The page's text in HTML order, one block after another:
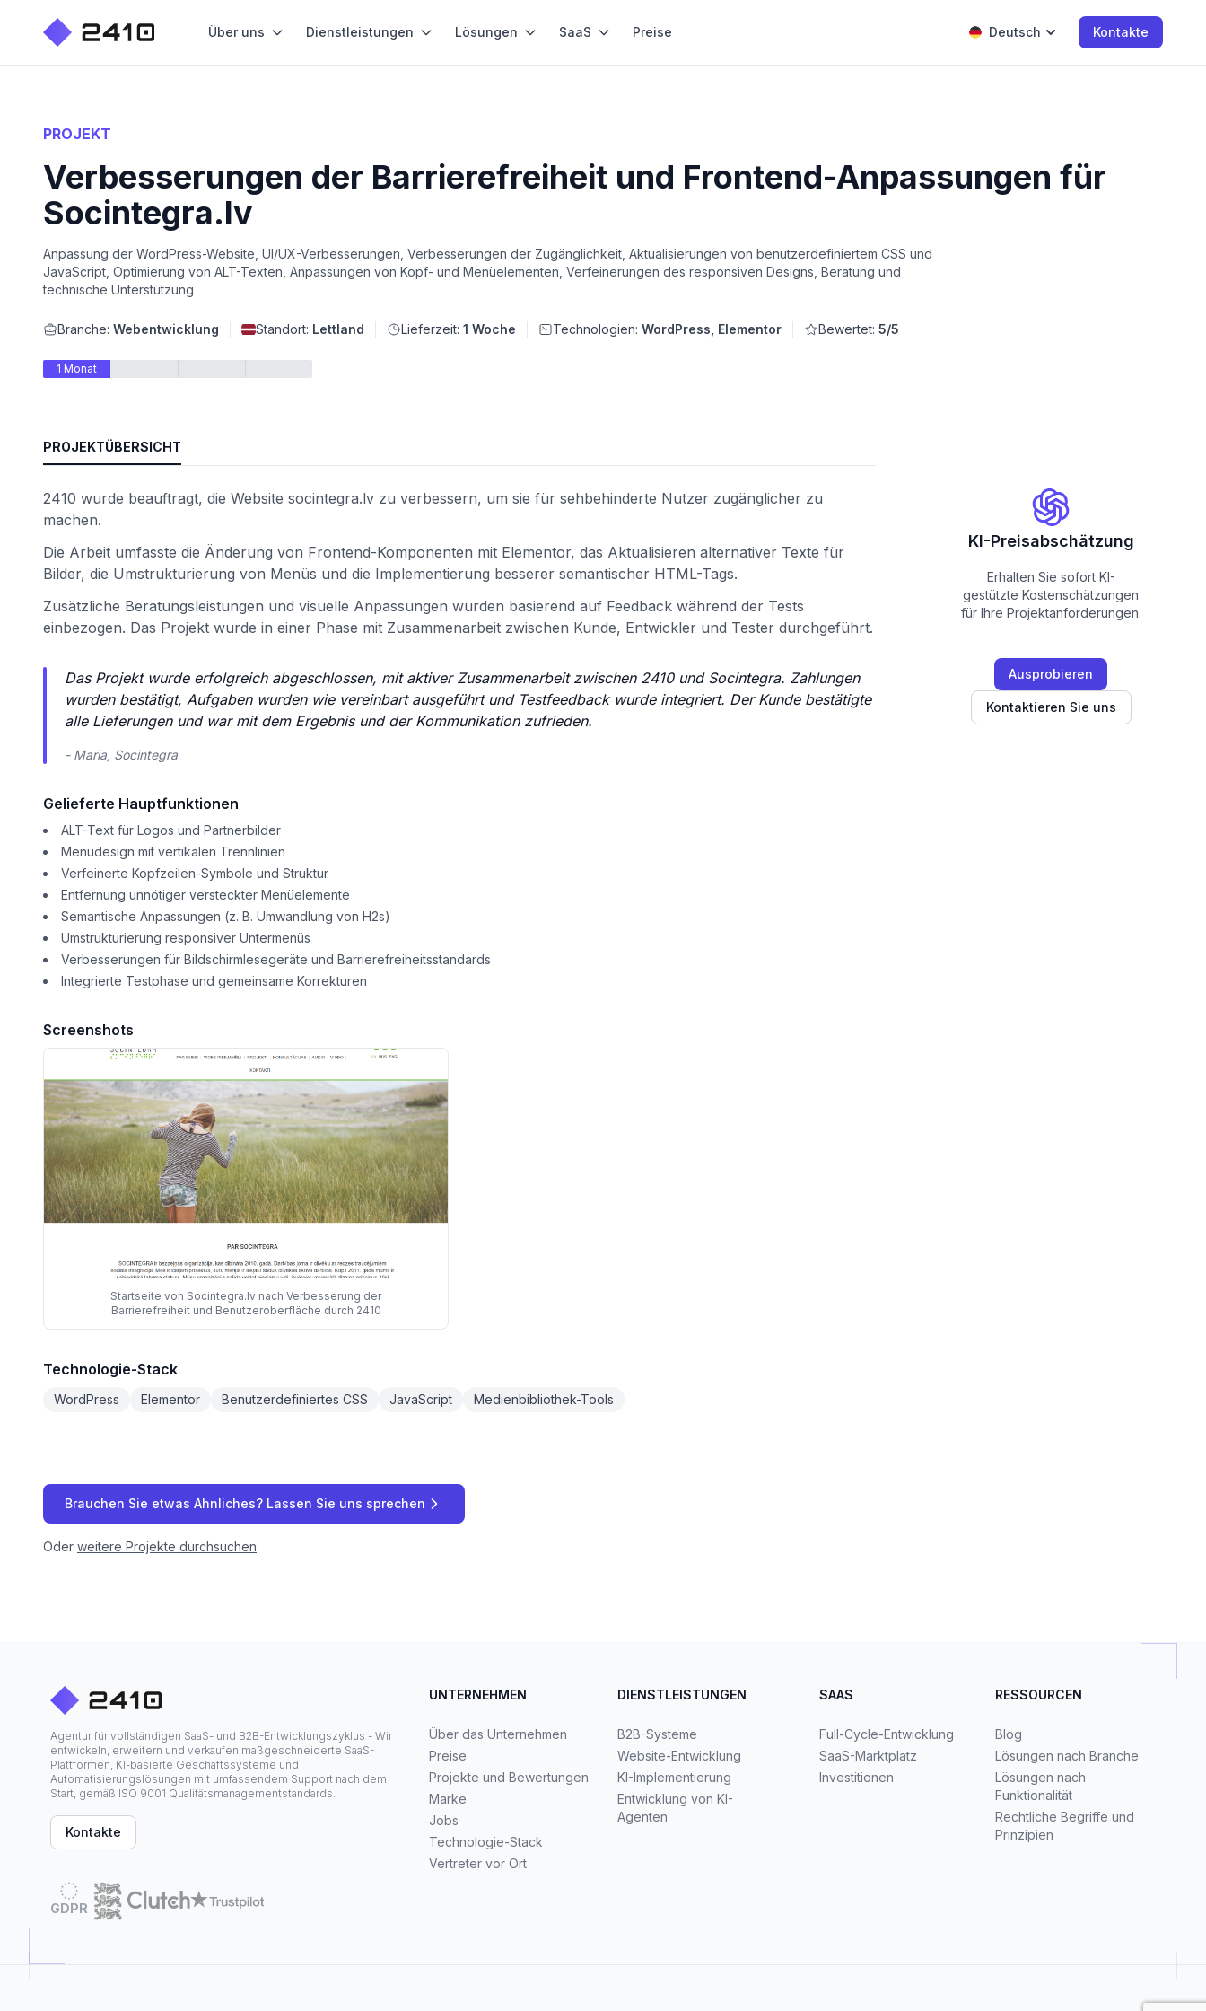
Über uns Dienstleistungen Lösungen SaaS Preise Deutsch Kontakte
PROJEKT
Verbesserungen der Barrierefreiheit und Frontend-Anpassungen für
Socintegra.lv
Anpassung der WordPress-Website, UI/UX-Verbesserungen, Verbesserungen der Zugänglichkeit, Aktualisierungen von benutzerdefiniertem CSS und
JavaScript, Optimierung von ALT-Texten, Anpassungen von Kopf- und Menüelementen, Verfeinerungen des responsiven Designs, Beratung und
technische Unterstützung
Branche: Webentwicklung Standort: Lettland Lieferzeit: 1 Woche Technologien: WordPress, Elementor Bewertet: 5/5
1 Monat
PROJEKTÜBERSICHT
2410 wurde beauftragt, die Website socintegra.lv zu verbessern, um sie für sehbehinderte Nutzer zugänglicher zu
machen.
Die Arbeit umfasste die Änderung von Frontend-Komponenten mit Elementor, das Aktualisieren alternativer Texte für
Bilder, die Umstrukturierung von Menüs und die Implementierung besserer semantischer HTML-Tags.
Zusätzliche Beratungsleistungen und visuelle Anpassungen wurden basierend auf Feedback während der Tests
einbezogen. Das Projekt wurde in einer Phase mit Zusammenarbeit zwischen Kunde, Entwickler und Tester durchgeführt.
Das Projekt wurde erfolgreich abgeschlossen, mit aktiver Zusammenarbeit zwischen 2410 und Socintegra. Zahlungen
wurden bestätigt, Aufgaben wurden wie vereinbart ausgeführt und Testfeedback wurde integriert. Der Kunde bestätigte
alle Lieferungen und war mit dem Ergebnis und der Kommunikation zufrieden.
- Maria, Socintegra
Gelieferte Hauptfunktionen
ALT-Text für Logos und Partnerbilder
Menüdesign mit vertikalen Trennlinien
Verfeinerte Kopfzeilen-Symbole und Struktur
Entfernung unnötiger versteckter Menüelemente
Semantische Anpassungen (z. B. Umwandlung von H2s)
Umstrukturierung responsiver Untermenüs
Verbesserungen für Bildschirmlesegeräte und Barrierefreiheitsstandards
Integrierte Testphase und gemeinsame Korrekturen
Screenshots
Startseite von Socintegra.lv nach Verbesserung der
Barrierefreiheit und Benutzeroberfläche durch 2410
Technologie-Stack
WordPress Elementor Benutzerdefiniertes CSS JavaScript Medienbibliothek-Tools
KI-Preisabschätzung
Erhalten Sie sofort KI-
gestützte Kostenschätzungen
für Ihre Projektanforderungen.
Ausprobieren
Kontaktieren Sie uns
Brauchen Sie etwas Ähnliches? Lassen Sie uns sprechen
Oder weitere Projekte durchsuchen
Agentur für vollständigen SaaS- und B2B-Entwicklungszyklus - Wir
entwickeln, erweitern und verkaufen maßgeschneiderte SaaS-
Plattformen, KI-basierte Geschäftssysteme und
Automatisierungslösungen mit umfassendem Support nach dem
Start, gemäß ISO 9001 Qualitätsmanagementstandards.
Kontakte
GDPR
UNTERNEHMEN
Über das Unternehmen
Preise
Projekte und Bewertungen
Marke
Jobs
Technologie-Stack
Vertreter vor Ort
DIENSTLEISTUNGEN
B2B-Systeme
Website-Entwicklung
KI-Implementierung
Entwicklung von KI-
Agenten
SAAS
Full-Cycle-Entwicklung
SaaS-Marktplatz
Investitionen
RESSOURCEN
Blog
Lösungen nach Branche
Lösungen nach
Funktionalität
Rechtliche Begriffe und
Prinzipien